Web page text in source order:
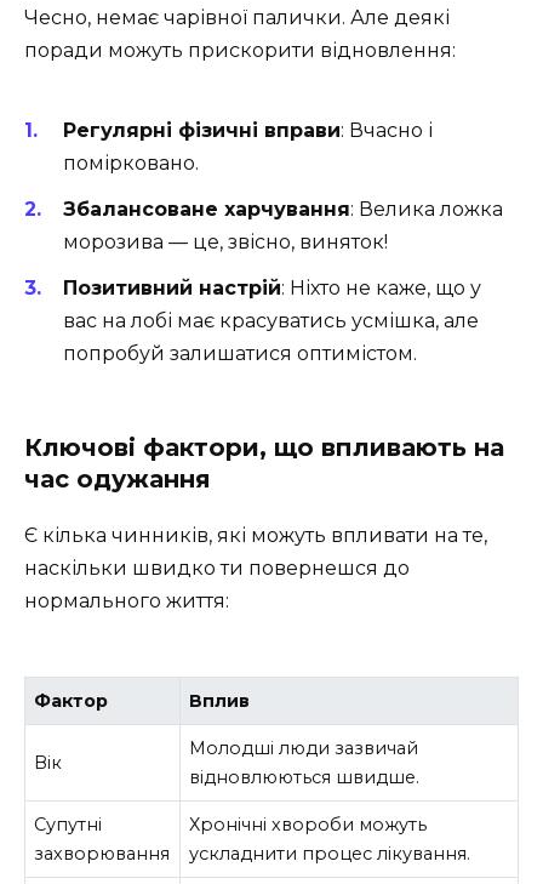
Чесно, немає чарівної палички. Але деякі
поради можуть прискорити відновлення:
Регулярні фізичні вправи: Вчасно і
помірковано.
Збалансоване харчування: Велика ложка
морозива — це, звісно, виняток!
Позитивний настрій: Ніхто не каже, що у
вас на лобі має красуватись усмішка, але
попробуй залишатися оптимістом.
Ключові фактори, що впливають на
час одужання
Є кілька чинників, які можуть впливати на те,
наскільки швидко ти повернешся до
нормального життя:
Фактор Вплив
Вік
Молодші люди зазвичай
відновлюються швидше.
Супутні
захворювання
Хронічні хвороби можуть
ускладнити процес лікування.